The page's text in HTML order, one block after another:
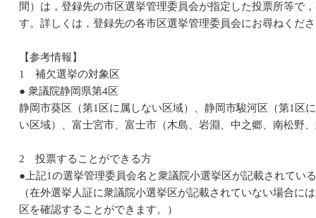
間）は，登録先の市区選挙管理委員会が指定した投票所等で
す。詳しくは，登録先の各市区選挙管理委員会にお尋ねくだ
【参考情報】
1 補欠選挙の対象区
● 衆議院静岡県第4区
静岡市葵区（第1区に属しない区域）、静岡市駿河区（第1区
い区域）、富士宮市、富士市（木島、岩淵、中之郷、南松野
2 投票することができる方
●上記1の選挙管理委員会名と衆議院小選挙区が記載されてい
（在外選挙人証に衆議院小選挙区が記載されていない場合に
区を確認することができます。）